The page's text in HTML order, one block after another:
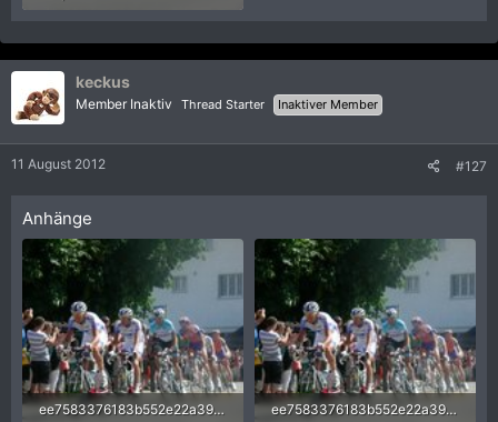
keckus
Member Inaktiv Thread Starter Inaktiver Member
11 August 2012 #127
Anhänge
ee7583376183b552e22a39720d285036.jpg
ee7583376183b552e22a39720d285036.jpg